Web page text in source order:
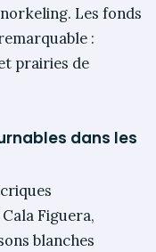
Les fonds
:
prairies de
dans les
Figuera,
blanches